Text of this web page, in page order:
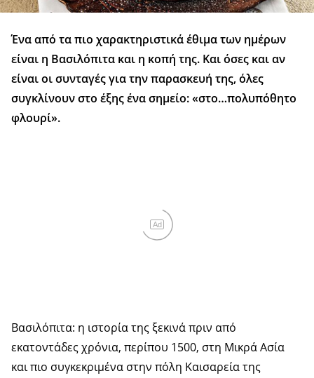
Ένα από τα πιο χαρακτηριστικά έθιμα των ημέρων
είναι η Βασιλόπιτα και η κοπή της. Και όσες και αν
είναι οι συνταγές για την παρασκευή της, όλες
συγκλίνουν στο έξης ένα σημείο: «στο…πολυπόθητο
φλουρί».
Ad
Βασιλόπιτα: η ιστορία της ξεκινά πριν από
εκατοντάδες χρόνια, περίπου 1500, στη Μικρά Ασία
και πιο συγκεκριμένα στην πόλη Καισαρεία της